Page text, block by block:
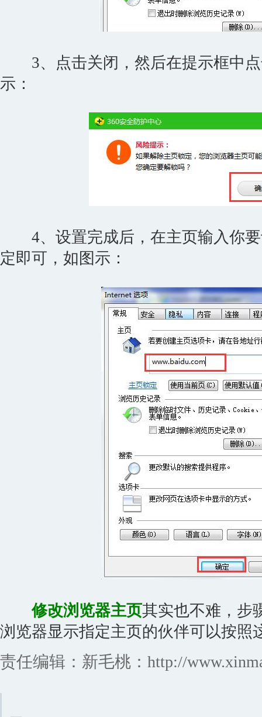
3、点击关闭，然后在提示框中点
示：
4、设置完成后，在主页输入你要
定即可，如图示：
修改浏览器主页其实也不难，步
浏览器显示指定主页的伙伴可以按照
责任编辑：新毛桃：http://